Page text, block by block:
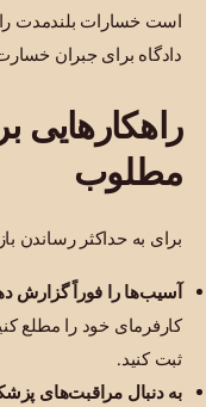
است خسارات بلندمدت
دادگاه برای جبران
راهکارهایی
مطلوب
برای به حداکثر رساندن
آسیب‌ها را فوراً گزارش
کارفرمای خود را مطلع
ثبت کنید.
به دنبال مراقبت‌های